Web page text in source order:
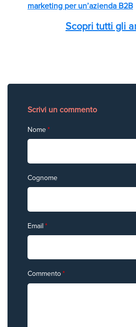
marketing per un’azienda B2B
Scopri tutti gli
Scrivi un commento
Nome*
Cognome
Email *
Commento*